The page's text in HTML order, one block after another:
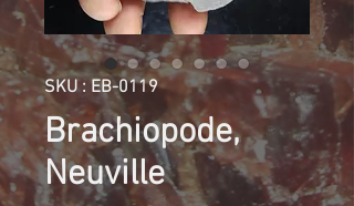
SKU : EB-0119
Brachiopode,
Neuville